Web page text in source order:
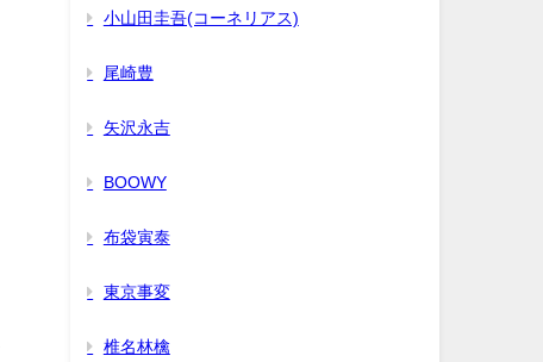
小山田圭吾(コーネリアス)
尾崎豊
矢沢永吉
BOOWY
布袋寅泰
東京事変
椎名林檎